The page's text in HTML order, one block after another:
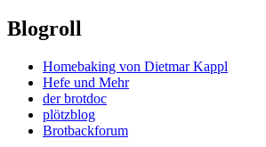
Blogroll
Homebaking von Dietmar Kappl
Hefe und Mehr
der brotdoc
plötzblog
Brotbackforum